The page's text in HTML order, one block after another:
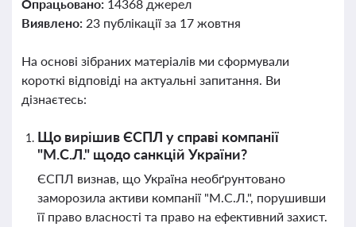
Опрацьовано: 14368 джерел
Виявлено: 23 публікації за 17 жовтня
На основі зібраних матеріалів ми сформували
короткі відповіді на актуальні запитання. Ви
дізнаєтесь:
Що вирішив ЄСПЛ у справі компанії
"М.С.Л." щодо санкцій України?
ЄСПЛ визнав, що Україна необґрунтовано
заморозила активи компанії "М.С.Л.", порушивши
її право власності та право на ефективний захист.